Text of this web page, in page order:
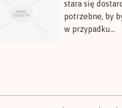
stara się
potrzebne, by
w przypadku...